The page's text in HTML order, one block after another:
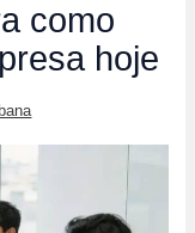
como
hoje